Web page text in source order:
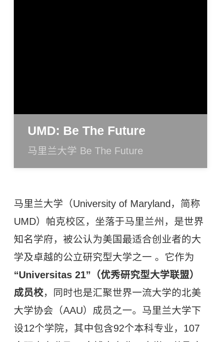
UMD: Be The Future
马里兰大学 Be The Future
马里兰大学（University of Maryland，简称
UMD）帕克校区，坐落于马里兰州，是世界
知名学府，被公认为美国最适合创业者的大
学及卓越的公立研究型大学之一 。它作为
“Universitas 21”（优秀研究型大学联盟）
成员校，同时也是汇聚世界一流大学的北美
大学协会（AAU）成员之一。马里兰大学下
设12个学院，其中包含92个本科专业，107